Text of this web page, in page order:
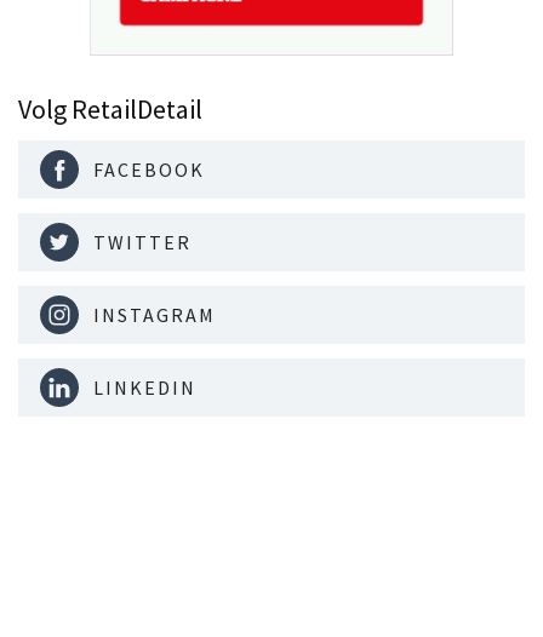
Volg RetailDetail
FACEBOOK
TWITTER
INSTAGRAM
LINKEDIN